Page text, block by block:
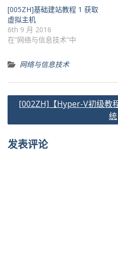
[005ZH]基础建站教程 1 获取
虚拟主机
6th 9 月 2016
在“网络与信息技术”中
网络与信息技术
文
导
航
[002ZH]【Hyper-V初级教
统
发表评论